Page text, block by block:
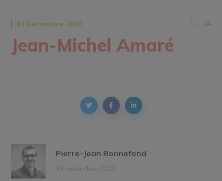
13 Décembre 2019 24
Jean-Michel Amaré
Pierre-Jean Bonnefond
13 décembre 2019